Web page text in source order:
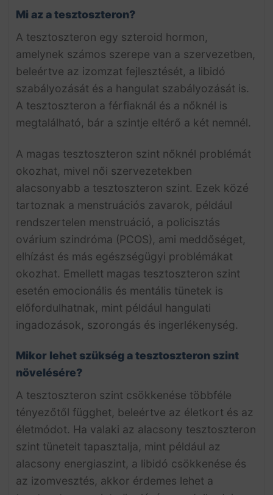
Mi az a tesztoszteron?
A tesztoszteron egy szteroid hormon,
amelynek számos szerepe van a szervezetben,
beleértve az izomzat fejlesztését, a libidó
szabályozását és a hangulat szabályozását is.
A tesztoszteron a férfiaknál és a nőknél is
megtalálható, bár a szintje eltérő a két nemnél.
A magas tesztoszteron szint nőknél problémát
okozhat, mivel női szervezetekben
alacsonyabb a tesztoszteron szint. Ezek közé
tartoznak a menstruációs zavarok, például
rendszertelen menstruáció, a policisztás
ovárium szindróma (PCOS), ami meddőséget,
elhízást és más egészségügyi problémákat
okozhat. Emellett magas tesztoszteron szint
esetén emocionális és mentális tünetek is
előfordulhatnak, mint például hangulati
ingadozások, szorongás és ingerlékenység.
Mikor lehet szükség a tesztoszteron szint
növelésére?
A tesztoszteron szint csökkenése többféle
tényezőtől függhet, beleértve az életkort és az
életmódot. Ha valaki az alacsony tesztoszteron
szint tüneteit tapasztalja, mint például az
alacsony energiaszint, a libidó csökkenése és
az izomvesztés, akkor érdemes lehet a